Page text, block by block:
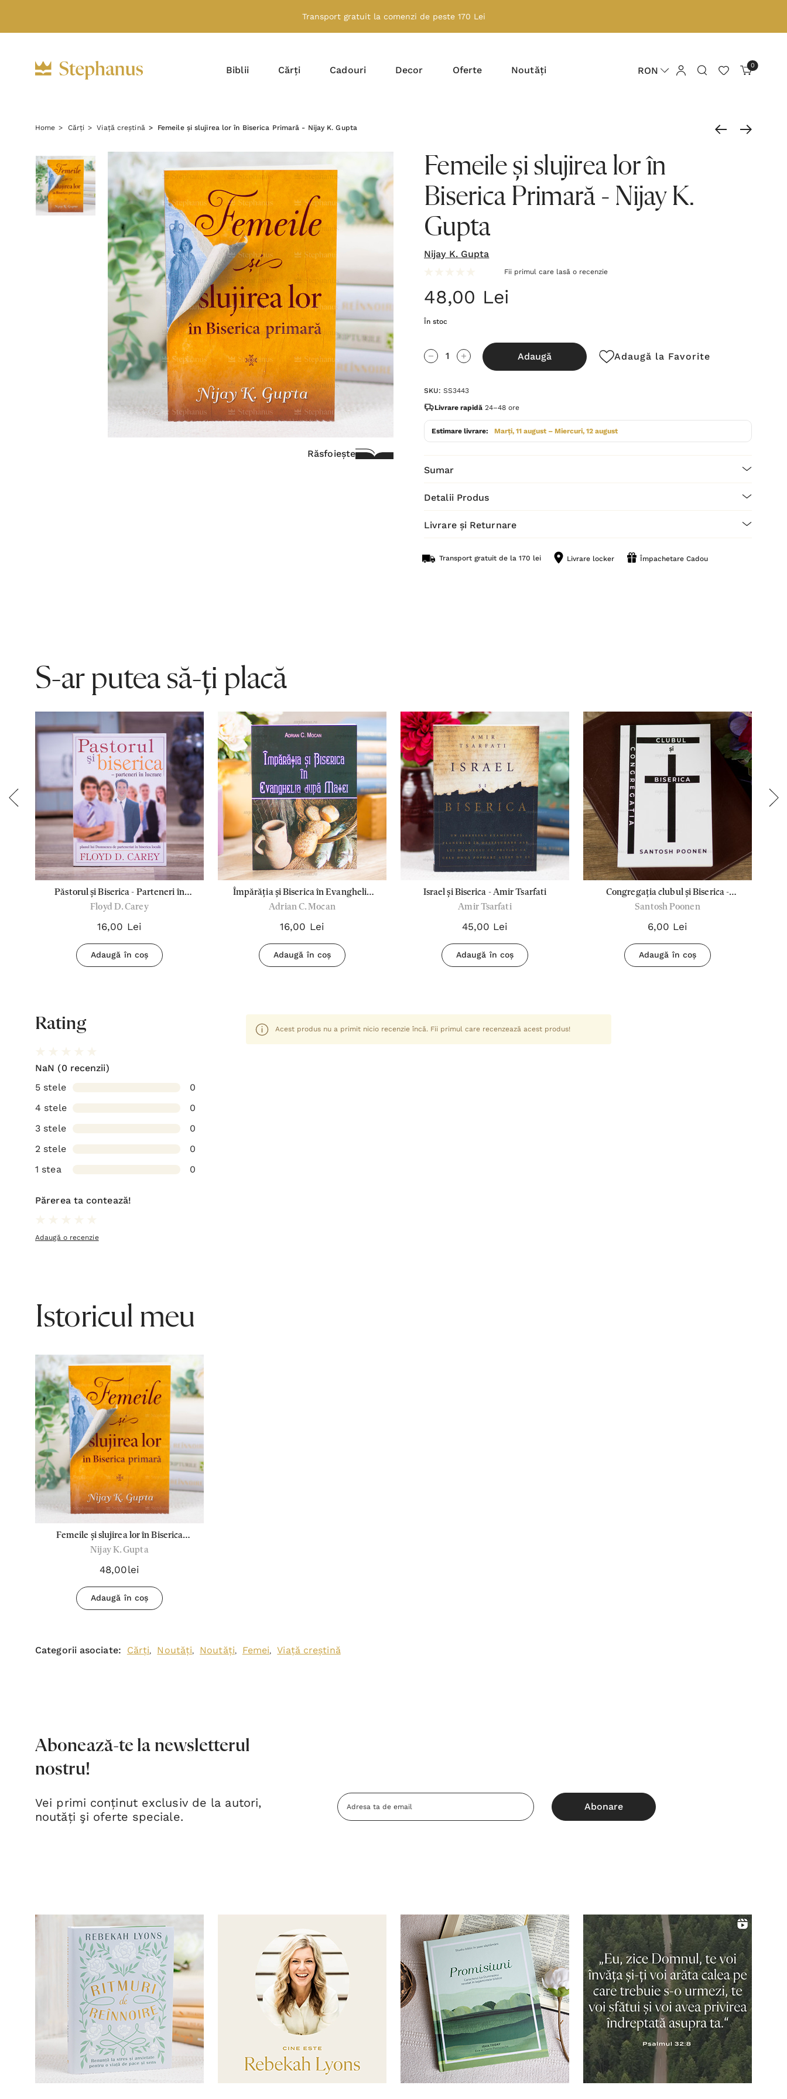
Transport gratuit la comenzi de peste 170 Lei
Biblii Cărți Cadouri Decor Oferte Noutăți RON 0
Home Cărți Viață creștină Femeile și slujirea lor în Biserica Primară - Nijay K. Gupta
Răsfoiește
Femeile și slujirea lor în
Biserica Primară - Nijay K.
Gupta
Nijay K. Gupta
Fii primul care lasă o recenzie
48,00 Lei
În stoc
Grăbește-
te!
curent
este:
Cantitate scăzută:Cantitate Crescută:
Adaugă Adaugă la Favorite
SKU: SS3443
Livrare rapidă 24–48 ore
Estimare livrare: Marți, 11 august – Miercuri, 12 august
Sumar
Detalii Produs
Livrare și Returnare
Transport gratuit de la 170 lei Livrare locker Împachetare Cadou
S-ar putea să-ți placă
Păstorul și Biserica - Parteneri în
lucrare
Floyd D. Carey
16,00 Lei
Adaugă în coș
Împărăția și Biserica în Evanghelia
după Matei
Adrian C. Mocan
16,00 Lei
Adaugă în coș
Israel și Biserica - Amir Tsarfati
Amir Tsarfati
45,00 Lei
Adaugă în coș
Congregația clubul și Biserica -
S.Poonen
Santosh Poonen
6,00 Lei
Adaugă în coș
Rating
NaN (0 recenzii)
5 stele
0
4 stele
0
3 stele
0
2 stele
0
1 stea
0
Părerea ta contează!
Adaugă o recenzie
Acest produs nu a primit nicio recenzie încă. Fii primul care recenzează acest produs!
Istoricul meu
Femeile și slujirea lor în Biserica
Primară - Nijay K. Gupta
Nijay K. Gupta
48,00lei
Adaugă în coș
Categorii asociate: Cărți, Noutăți, Noutăți, Femei, Viață creștină
Abonează-te la newsletterul
nostru!
Vei primi conținut exclusiv de la autori,
noutăți şi oferte speciale.
Adresa
Email